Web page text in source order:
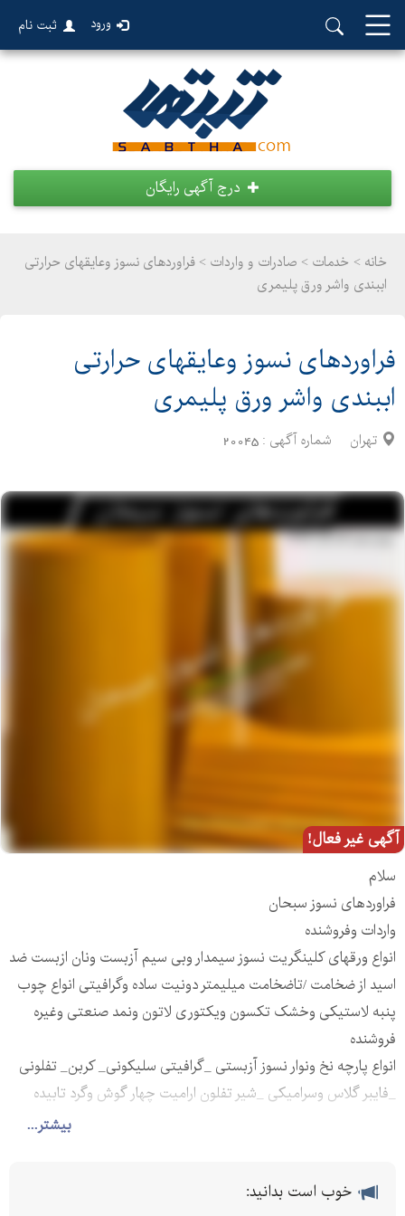
ورود ثبت نام
درج آگهی رایگان
خانه > خدمات > صادرات و واردات > فراوردهای نسوز وعایقهای حرارتی
اببندی واشر ورق پلیمری
فراوردهای نسوز وعایقهای حرارتی
اببندی واشر ورق پلیمری
تهران شماره آگهی : 20045
آگهی غیر فعال!
بیشتر...
سلام
فراوردهای نسوز سبحان
واردات وفروشنده
انواع ورقهای کلینگریت نسوز سیمدار وبی سیم آزبست ونان ازبست ضد
اسید از ضخامت /تاضخامت میلیمتر دونیت ساده وگرافیتی انواع چوب
پنبه لاستیکی وخشک تکسون ویکتوری لاتون ونمد صنعتی وغیره
فروشنده
انواع پارچه نخ ونوار نسوز آزبستی _گرافیتی سلیکونی_ کربن_ تفلونی
_فایبر گلاس وسرامیکی _شیر تفلون ارامیت چهار گوش وگرد تابیده
فروش انواع پلیمرها ورق ومیلگرد تفلون پلی امید پلی تیلن پلی
خوب است بدانید: